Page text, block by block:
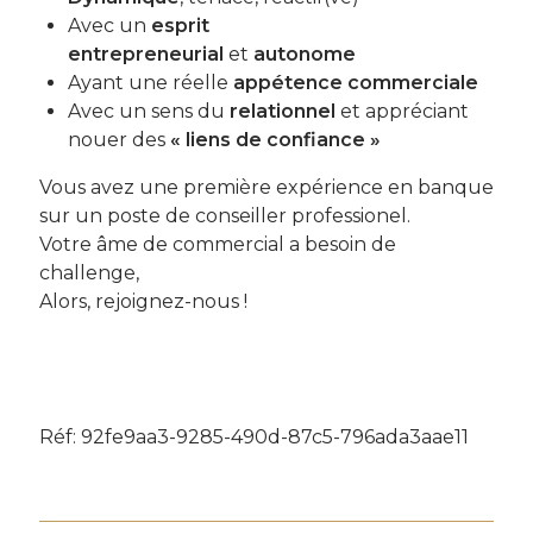
Avec un esprit
entrepreneurial et autonome
Ayant une réelle appétence commerciale
Avec un sens du relationnel et appréciant
nouer des « liens de confiance »
Vous avez une première expérience en banque
sur un poste de conseiller professionel.
Votre âme de commercial a besoin de
challenge,
Alors, rejoignez-nous !
Réf: 92fe9aa3-9285-490d-87c5-796ada3aae11